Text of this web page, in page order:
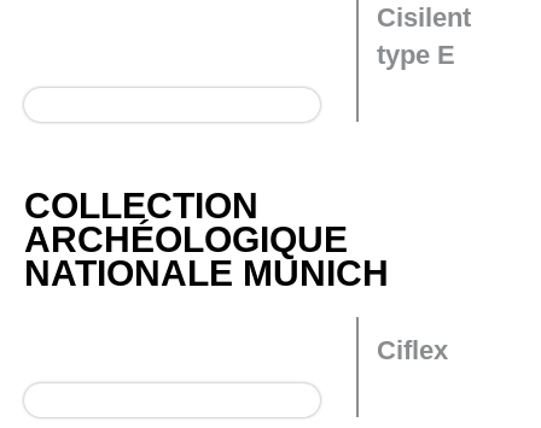
Cisilent
type E
COLLECTION
ARCHÉOLOGIQUE
NATIONALE MUNICH
Ciflex